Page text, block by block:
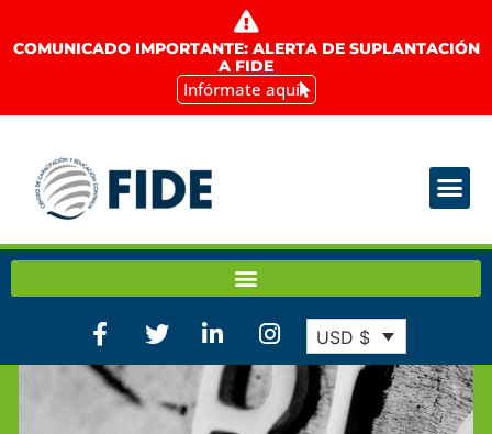
COMUNICADO IMPORTANTE: ALERTA DE SUPLANTACIÓN
A FIDE
Infórmate aquí
USD $